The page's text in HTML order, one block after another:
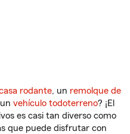
rodante, un remolque de
vehículo todoterreno? ¡El
es casi tan diverso como
que puede disfrutar con